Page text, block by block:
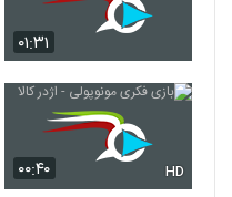
۰۱:۳۱
۰۰:۴۰ HD